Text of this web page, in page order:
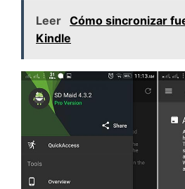
Leer Cómo sincronizar
Kindle